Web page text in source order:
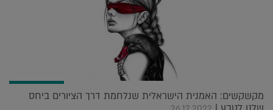
מקשקשים: האמנית הישראלית שנלחמת דרך הציורים ביחס